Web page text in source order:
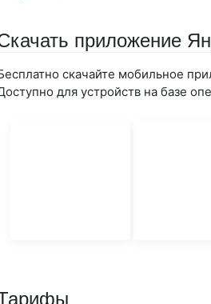
приложение
скачайте мобильное
для устройств на базе